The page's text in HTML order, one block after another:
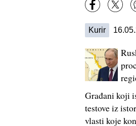
Kurir
Građani koji
testove iz
vlasti koje